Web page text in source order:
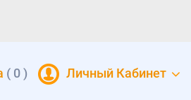
Личный Кабинет
( 0)